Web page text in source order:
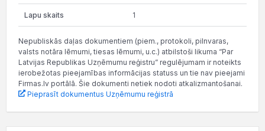
1
Nepubliskās daļas dokumentiem (piem., protokoli, pilnvaras,
valsts notāra lēmumi, tiesas lēmumi, u.c.) atbilstoši likuma “Par
Latvijas Republikas Uzņēmumu reģistru” regulējumam ir noteikts
ierobežotas pieejamības informācijas statuss un tie nav pieejami
Firmas.lv portālā. Šie dokumenti netiek nodoti atkalizmantošanai.
Pieprasīt dokumentus Uzņēmumu reģistrā